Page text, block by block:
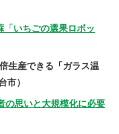
いちごの選果ロボッ
生産できる「ガラス温
市）
の思いと大規模化に必要